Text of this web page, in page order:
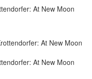
At New Moon
At New Moon